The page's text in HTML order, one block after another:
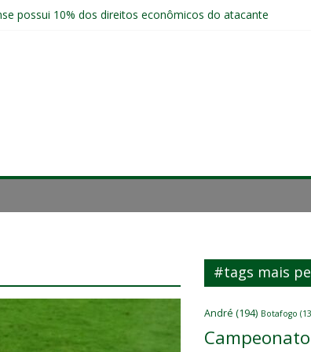
possui 10% dos direitos econômicos do atacante
Rivadavia pela Libertadores
#tags mais
André (194) Botafogo